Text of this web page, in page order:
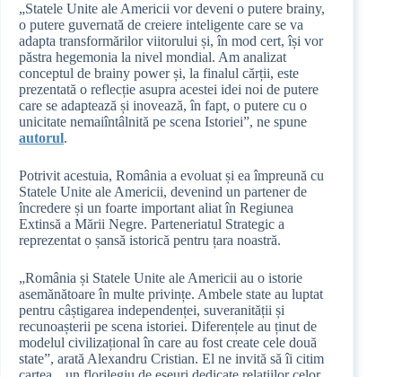
„Statele Unite ale Americii vor deveni o putere brainy,
o putere guvernată de creiere inteligente care se va
adapta transformărilor viitorului și, în mod cert, își vor
păstra hegemonia la nivel mondial. Am analizat
conceptul de brainy power și, la finalul cărții, este
prezentată o reflecție asupra acestei idei noi de putere
care se adaptează și inovează, în fapt, o putere cu o
unicitate nemaiîntâlnită pe scena Istoriei”, ne spune
autorul.
Potrivit acestuia, România a evoluat și ea împreună cu
Statele Unite ale Americii, devenind un partener de
încredere și un foarte important aliat în Regiunea
Extinsă a Mării Negre. Parteneriatul Strategic a
reprezentat o șansă istorică pentru țara noastră.
„România și Statele Unite ale Americii au o istorie
asemănătoare în multe privințe. Ambele state au luptat
pentru câștigarea independenței, suveranității și
recunoașterii pe scena istoriei. Diferențele au ținut de
modelul civilizațional în care au fost create cele două
state”, arată Alexandru Cristian. El ne invită să îi citim